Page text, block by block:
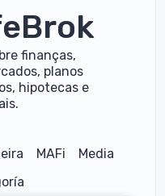
finanças,
planos
hipotecas e
MAFi
Media